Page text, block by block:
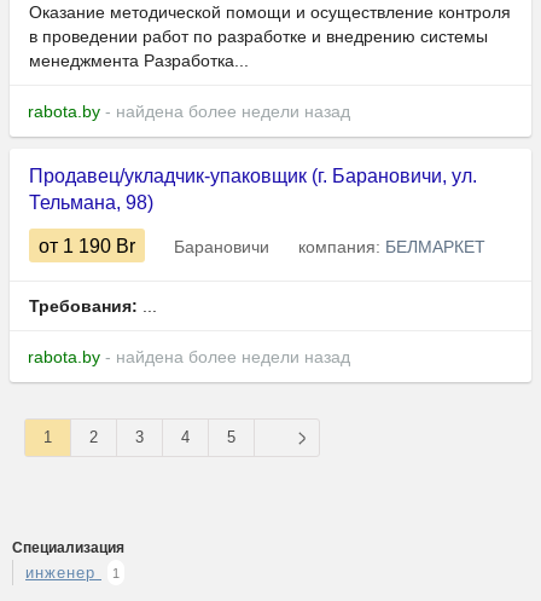
Оказание методической помощи и осуществление контроля
в проведении работ по разработке и внедрению системы
менеджмента Разработка...
rabota.by - найдена более недели назад
Продавец/укладчик-упаковщик (г. Барановичи, ул.
Тельмана, 98)
от 1 190 Br Барановичи компания: БЕЛМАРКЕТ
Требования: ...
rabota.by - найдена более недели назад
1 2 3 4 5
Специализация
инженер 1